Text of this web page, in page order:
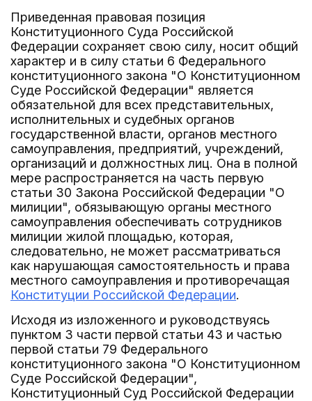
Приведенная правовая позиция
Конституционного Суда Российской
Федерации сохраняет свою силу, носит общий
характер и в силу статьи 6 Федерального
конституционного закона "О Конституционном
Суде Российской Федерации" является
обязательной для всех представительных,
исполнительных и судебных органов
государственной власти, органов местного
самоуправления, предприятий, учреждений,
организаций и должностных лиц. Она в полной
мере распространяется на часть первую
статьи 30 Закона Российской Федерации "О
милиции", обязывающую органы местного
самоуправления обеспечивать сотрудников
милиции жилой площадью, которая,
следовательно, не может рассматриваться
как нарушающая самостоятельность и права
местного самоуправления и противоречащая
Конституции Российской Федерации.
Исходя из изложенного и руководствуясь
пунктом 3 части первой статьи 43 и частью
первой статьи 79 Федерального
конституционного закона "О Конституционном
Суде Российской Федерации",
Конституционный Суд Российской Федерации